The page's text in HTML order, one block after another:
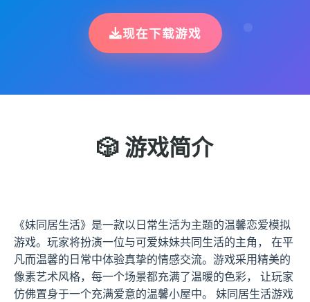
现在下载游戏
🎲 游戏简介
《妹同居生活》是一款以日常生活为主题的温馨恋爱模拟
游戏。玩家将扮演一位与可爱妹妹共同生活的主角， 在平
凡而温馨的日常中体验真挚的情感交流。游戏采用精美的
像素艺术风格，每一个场景都充满了温暖的色彩， 让玩家
仿佛置身于一个充满爱意的温馨小屋中。 妹同居生活游戏